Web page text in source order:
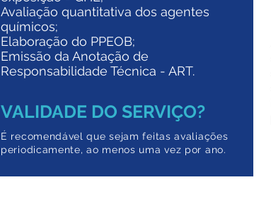
Avaliação quantitativa dos agentes
químicos;
Elaboração do PPEOB;
Emissão da Anotação de
Responsabilidade Técnica - ART.
VALIDADE DO SERVIÇO?
É recomendável que sejam feitas avaliações
periodicamente, ao menos uma vez por ano.